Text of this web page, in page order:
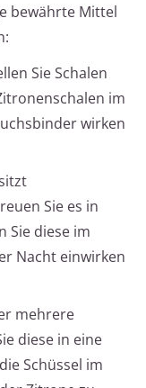
bewährte Mittel
Sie Schalen
im
wirken
Sie es in
Sie diese im
Nacht einwirken
mehrere
diese in eine
Schüssel im